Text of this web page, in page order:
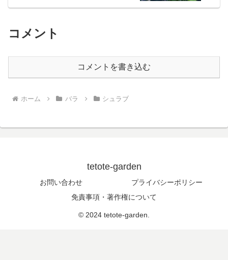
コメント
コメントを書き込む
ホーム バラ シュラブ
tetote-garden
お問い合わせ
プライバシーポリシー
免責事項・著作権について
© 2024 tetote-garden.